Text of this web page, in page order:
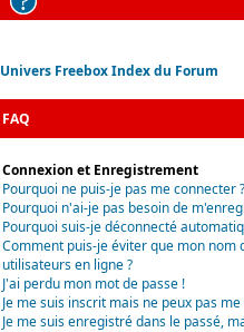
Univers Freebox Index du Forum
FAQ
Connexion et Enregistrement
Pourquoi ne puis-je pas me connecter ?
Pourquoi n'ai-je pas besoin de
Pourquoi suis-je déconnecté
Comment puis-je éviter que mon
utilisateurs en ligne ?
J'ai perdu mon mot de passe !
Je me suis inscrit mais ne peux pas
Je me suis enregistré dans le passé,